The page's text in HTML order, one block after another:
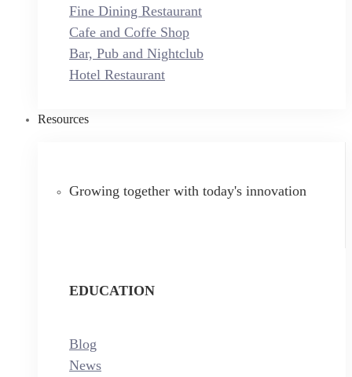
Fine Dining Restaurant
Cafe and Coffe Shop
Bar, Pub and Nightclub
Hotel Restaurant
Resources
Growing together with today's innovation
EDUCATION
Blog
News